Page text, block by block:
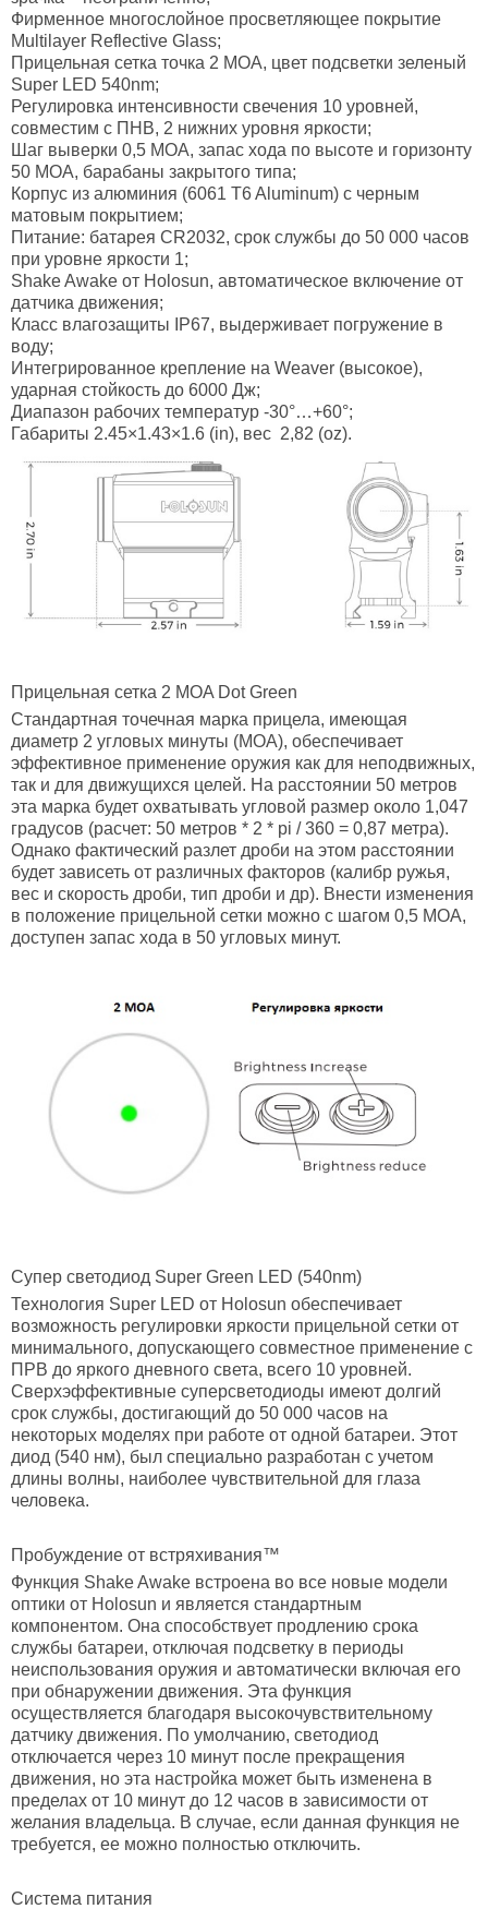
Фирменное многослойное просветляющее покрытие
Multilayer Reflective Glass;
Прицельная сетка точка 2 МОА, цвет подсветки зеленый
Super LED 540nm;
Регулировка интенсивности свечения 10 уровней,
совместим с ПНВ, 2 нижних уровня яркости;
Шаг выверки 0,5 МОА, запас хода по высоте и горизонту
50 МОА, барабаны закрытого типа;
Корпус из алюминия (6061 T6 Aluminum) с черным
матовым покрытием;
Питание: батарея CR2032, срок службы до 50 000 часов
при уровне яркости 1;
Shake Awake от Holosun, автоматическое включение от
датчика движения;
Класс влагозащиты ІР67, выдерживает погружение в
воду;
Интегрированное крепление на Wеаvеr (высокое),
ударная стойкость до 6000 Дж;
Диапазон рабочих температур -30°…+60°;
Габариты 2.45×1.43×1.6 (in), вес 2,82 (oz).
Прицельная сетка 2 MOA Dot Green
Стандартная точечная марка прицела, имеющая
диаметр 2 угловых минуты (МОА), обеспечивает
эффективное применение оружия как для неподвижных,
так и для движущихся целей. На расстоянии 50 метров
эта марка будет охватывать угловой размер около 1,047
градусов (расчет: 50 метров * 2 * pi / 360 = 0,87 метра).
Однако фактический разлет дроби на этом расстоянии
будет зависеть от различных факторов (калибр ружья,
вес и скорость дроби, тип дроби и др). Внести изменения
в положение прицельной сетки можно с шагом 0,5 МОА,
доступен запас хода в 50 угловых минут.
Супер светодиод Super Green LED (540nm)
Технология Super LED от Holosun обеспечивает
возможность регулировки яркости прицельной сетки от
минимального, допускающего совместное применение с
ПРВ до яркого дневного света, всего 10 уровней.
Сверхэффективные суперсветодиоды имеют долгий
срок службы, достигающий до 50 000 часов на
некоторых моделях при работе от одной батареи. Этот
диод (540 нм), был специально разработан с учетом
длины волны, наиболее чувствительной для глаза
человека.
Пробуждение от встряхивания™
Функция Shake Awake встроена во все новые модели
оптики от Holosun и является стандартным
компонентом. Она способствует продлению срока
службы батареи, отключая подсветку в периоды
неиспользования оружия и автоматически включая его
при обнаружении движения. Эта функция
осуществляется благодаря высокочувствительному
датчику движения. По умолчанию, светодиод
отключается через 10 минут после прекращения
движения, но эта настройка может быть изменена в
пределах от 10 минут до 12 часов в зависимости от
желания владельца. В случае, если данная функция не
требуется, ее можно полностью отключить.
Система питания